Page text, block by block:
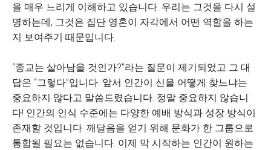
을 매우 느리게 이해하고 있습니다. 우리는 그것을 다시 설
명하는데, 그것은 집단 영혼이 자각에서 어떤 역할을 하는
지 보여주기 때문입니다.
“종교는 살아남을 것인가?”라는 질문이 제기되었고 그 대
답은 “그렇다”입니다. 앞서 인간이 신을 어떻게 찾느냐는
중요하지 않다고 말씀드렸습니다. 정말 중요하지 않습니
다! 인간의 인식 수준에는 다양한 예배 방식과 성장 방식이
존재할 것입니다. 깨달음을 얻기 위해 문화가 한 그룹으로
통합될 필요는 없습니다. 이제 막 시작하는 인간이 원하는